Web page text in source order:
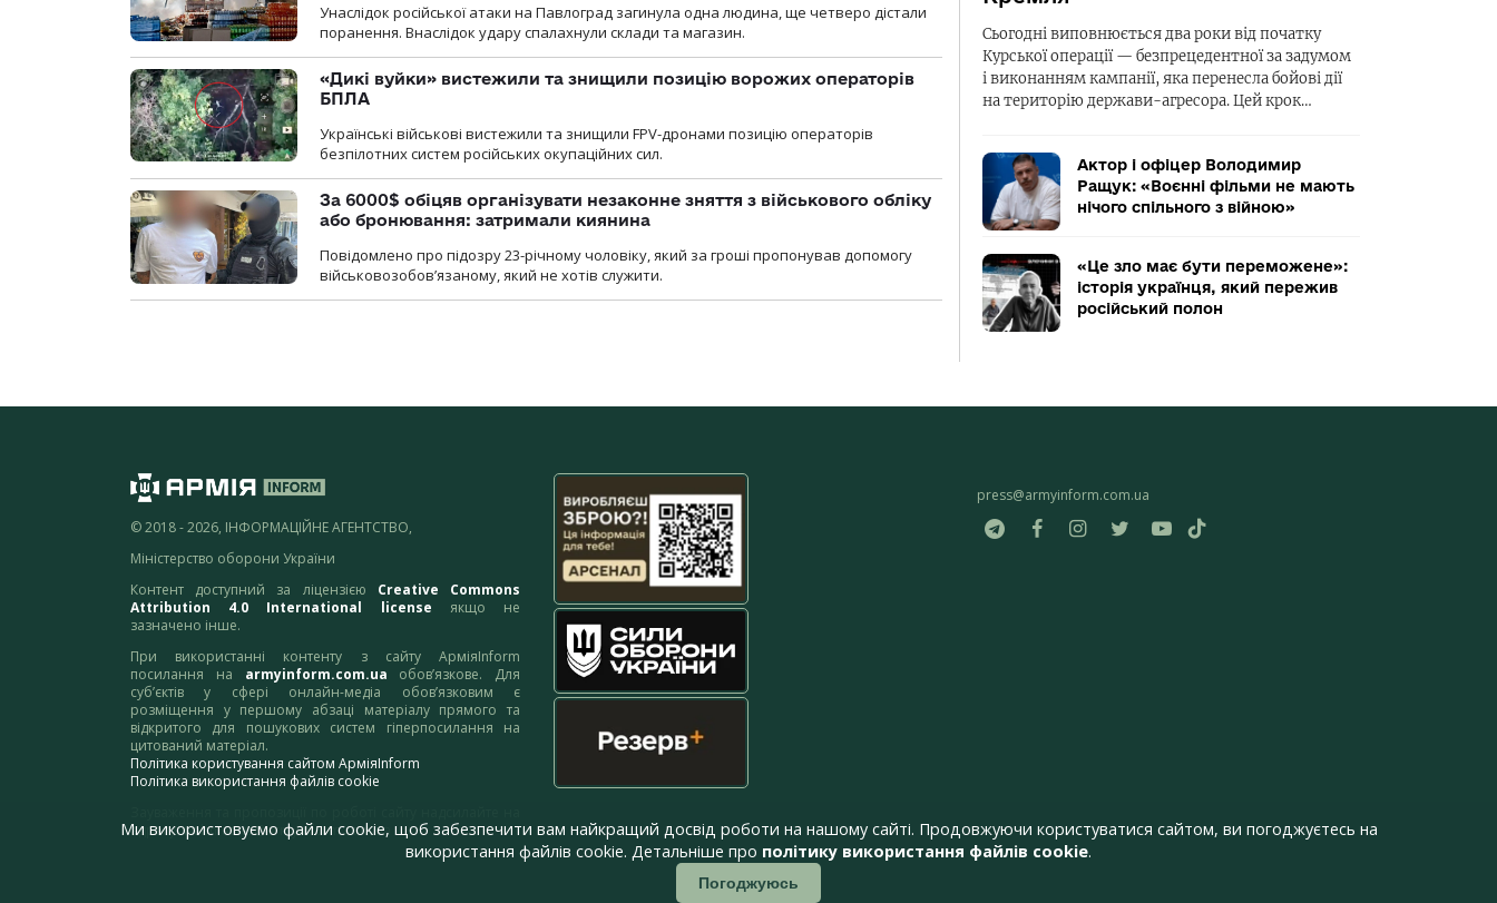
Унаслідок російської атаки на Павлоград загинула одна людина, ще четверо дістали
поранення. Внаслідок удару спалахнули склади та магазин.
«Дикі вуйки» вистежили та знищили позицію ворожих операторів
БПЛА
Українські військові вистежили та знищили FPV-дронами позицію операторів
безпілотних систем російських окупаційних сил.
За 6000$ обіцяв організувати незаконне зняття з військового обліку
або бронювання: затримали киянина
Повідомлено про підозру 23-річному чоловіку, який за гроші пропонував допомогу
військовозобов’язаному, який не хотів служити.
Сьогодні виповнюється два роки від початку
Курської операції — безпрецедентної за задумом
і виконанням кампанії, яка перенесла бойові дії
на територію держави-агресора. Цей крок…
Актор і офіцер Володимир
Ращук: «Воєнні фільми не мають
нічого спільного з війною»
«Це зло має бути переможене»:
історія українця, який пережив
російський полон
© 2018 - 2026, ІНФОРМАЦІЙНЕ АГЕНТСТВО,
Міністерство оборони України
Контент доступний за ліцензією Creative Commons
Attribution 4.0 International license якщо не
зазначено інше.
При використанні контенту з сайту АрміяInform
посилання на armyinform.com.ua обов’язкове. Для
суб’єктів у сфері онлайн-медіа обов’язковим є
розміщення у першому абзаці матеріалу прямого та
відкритого для пошукових систем гіперпосилання на
цитований матеріал.
Політика користування сайтом АрміяInform
Політика використання файлів cookie
адресу:webmaster@armyinform.com.ua
press@armyinform.com.ua
Ми використовуємо файли cookie, щоб забезпечити вам найкращий досвід роботи на нашому сайті. Продовжуючи користуватися сайтом, ви погоджуєтесь на
використання файлів cookie. Детальніше про політику використання файлів cookie.
Погоджуюсь